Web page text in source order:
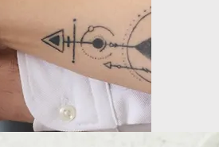
al trabajo con los colectivos y las
la colaboración con otras